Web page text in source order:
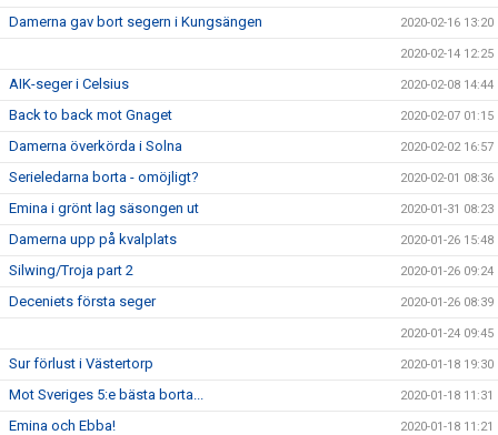
Damerna gav bort segern i Kungsängen 2020-02-16 13:20
2020-02-14 12:25
AIK-seger i Celsius 2020-02-08 14:44
Back to back mot Gnaget 2020-02-07 01:15
Damerna överkörda i Solna 2020-02-02 16:57
Serieledarna borta - omöjligt? 2020-02-01 08:36
Emina i grönt lag säsongen ut 2020-01-31 08:23
Damerna upp på kvalplats 2020-01-26 15:48
Silwing/Troja part 2 2020-01-26 09:24
Deceniets första seger 2020-01-26 08:39
2020-01-24 09:45
Sur förlust i Västertorp 2020-01-18 19:30
Mot Sveriges 5:e bästa borta... 2020-01-18 11:31
Emina och Ebba! 2020-01-18 11:21